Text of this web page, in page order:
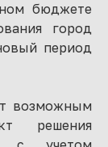
бюджете
город
период
возможным
решения